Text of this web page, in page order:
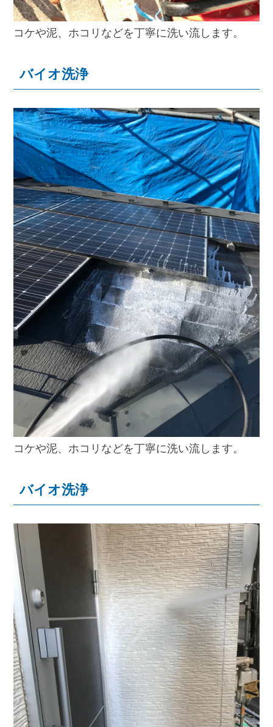
コケや泥、ホコリなどを丁寧に洗い流します。
バイオ洗浄
コケや泥、ホコリなどを丁寧に洗い流します。
バイオ洗浄